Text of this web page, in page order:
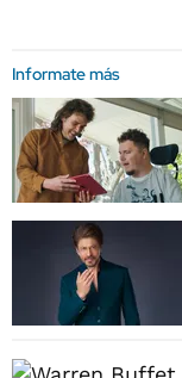
Informate más